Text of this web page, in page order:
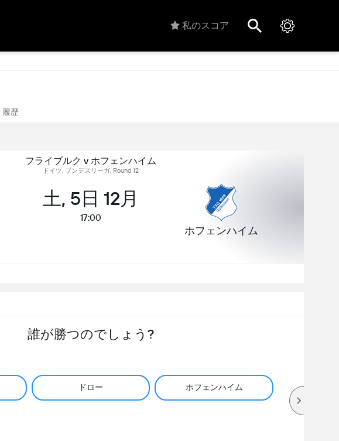
私のスコア
履歴
フライブルク v ホフェンハイム
ドイツ, ブンデスリーガ, Round 12
土, 5日 12月
17:00
ホフェンハイム
誰が勝つのでしょう?
ドロー ホフェンハイム